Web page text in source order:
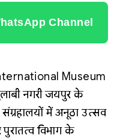
Channel
Museum
नगरी जयपुर के
में अनूठा उत्सव
विभाग के